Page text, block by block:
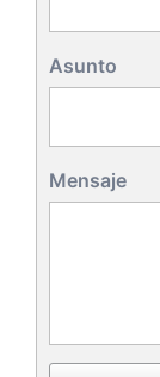
Asunto
Mensaje